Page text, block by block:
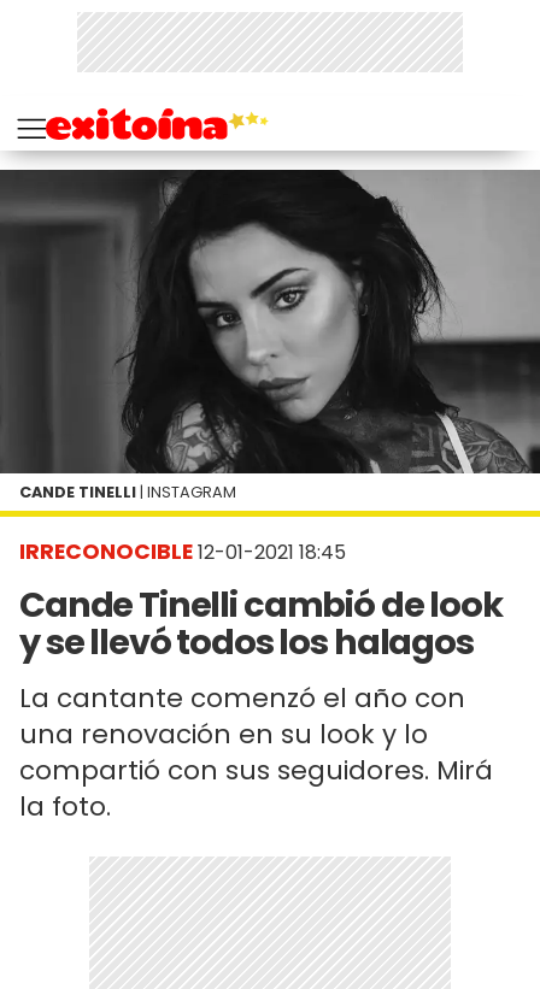
IRRECONOCIBLE12-01-2021 18:45
Cande Tinelli cambió de look
y se llevó todos los halagos
La cantante comenzó el año con
una renovación en su look y lo
compartió con sus seguidores. Mirá
la foto.
CANDE TINELLI | INSTAGRAM